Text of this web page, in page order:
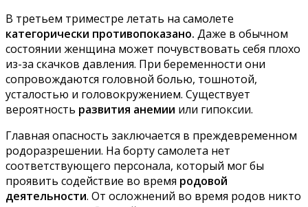
В третьем триместре летать на самолете
категорически противопоказано. Даже в обычном
состоянии женщина может почувствовать себя плохо
из-за скачков давления. При беременности они
сопровождаются головной болью, тошнотой,
усталостью и головокружением. Существует
вероятность развития анемии или гипоксии.
Главная опасность заключается в преждевременном
родоразрешении. На борту самолета нет
соответствующего персонала, который мог бы
проявить содействие во время родовой
деятельности. От осложнений во время родов никто